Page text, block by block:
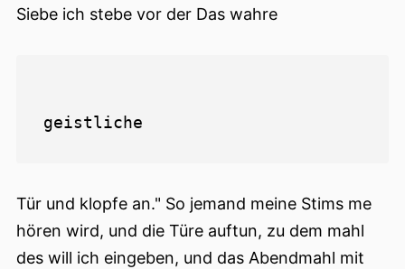
Siebe ich stebe vor der Das wahre
Tür und klopfe an." So jemand meine Stims me
hören wird, und die Türe auftun, zu dem mahl
des will ich eingeben, und das Abendmahl mit